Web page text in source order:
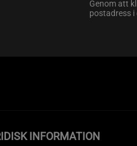
Genom att
postadress i
INFORMATION